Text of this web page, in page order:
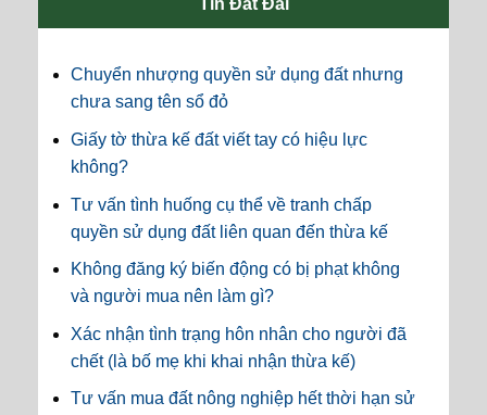
Tin Đất Đai
Chuyển nhượng quyền sử dụng đất nhưng
chưa sang tên sổ đỏ
Giấy tờ thừa kế đất viết tay có hiệu lực
không?
Tư vấn tình huống cụ thể về tranh chấp
quyền sử dụng đất liên quan đến thừa kế
Không đăng ký biến động có bị phạt không
và người mua nên làm gì?
Xác nhận tình trạng hôn nhân cho người đã
chết (là bố mẹ khi khai nhận thừa kế)
Tư vấn mua đất nông nghiệp hết thời hạn sử